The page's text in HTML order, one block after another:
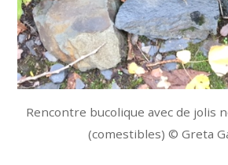
Rencontre bucolique avec de jolis
(comestibles) © Greta